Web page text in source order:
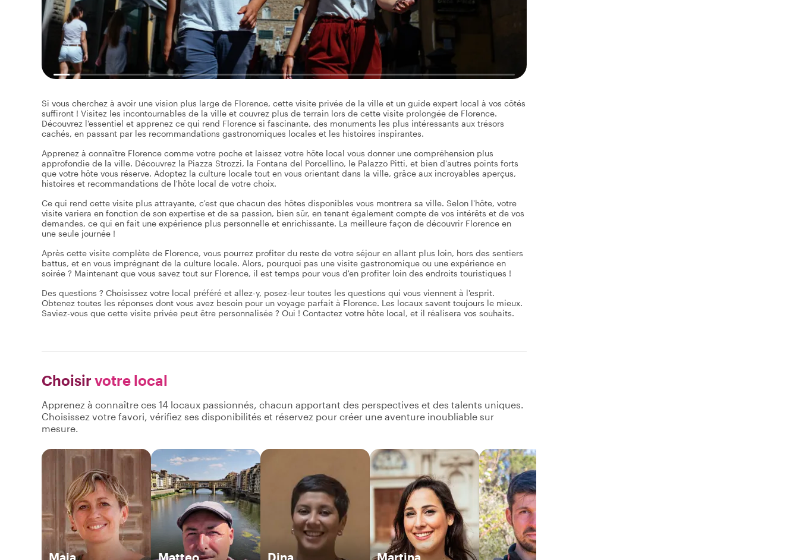
Si vous cherchez à avoir une vision plus large de Florence, cette visite privée de la ville et un guide expert local à vos côtés
suffiront ! Visitez les incontournables de la ville et couvrez plus de terrain lors de cette visite prolongée de Florence.
Découvrez l'essentiel et apprenez ce qui rend Florence si fascinante, des monuments les plus intéressants aux trésors
cachés, en passant par les recommandations gastronomiques locales et les histoires inspirantes.
Apprenez à connaître Florence comme votre poche et laissez votre hôte local vous donner une compréhension plus
approfondie de la ville. Découvrez la Piazza Strozzi, la Fontana del Porcellino, le Palazzo Pitti, et bien d'autres points forts
que votre hôte vous réserve. Adoptez la culture locale tout en vous orientant dans la ville, grâce aux incroyables aperçus,
histoires et recommandations de l'hôte local de votre choix.
Ce qui rend cette visite plus attrayante, c'est que chacun des hôtes disponibles vous montrera sa ville. Selon l'hôte, votre
visite variera en fonction de son expertise et de sa passion, bien sûr, en tenant également compte de vos intérêts et de vos
demandes, ce qui en fait une expérience plus personnelle et enrichissante. La meilleure façon de découvrir Florence en
une seule journée !
Après cette visite complète de Florence, vous pourrez profiter du reste de votre séjour en allant plus loin, hors des sentiers
battus, et en vous imprégnant de la culture locale. Alors, pourquoi pas une visite gastronomique ou une expérience en
soirée ? Maintenant que vous savez tout sur Florence, il est temps pour vous d'en profiter loin des endroits touristiques !
Des questions ? Choisissez votre local préféré et allez-y, posez-leur toutes les questions qui vous viennent à l'esprit.
Obtenez toutes les réponses dont vous avez besoin pour un voyage parfait à Florence. Les locaux savent toujours le mieux.
Saviez-vous que cette visite privée peut être personnalisée ? Oui ! Contactez votre hôte local, et il réalisera vos souhaits.
Choisir votre local
Apprenez à connaître ces 14 locaux passionnés, chacun apportant des perspectives et des talents uniques.
Choisissez votre favori, vérifiez ses disponibilités et réservez pour créer une aventure inoubliable sur
mesure.
Maja Matteo Dina Martina